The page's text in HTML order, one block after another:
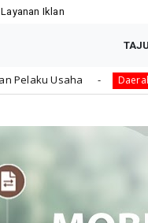
Layanan Iklan
Daerah Rawat Tenaga